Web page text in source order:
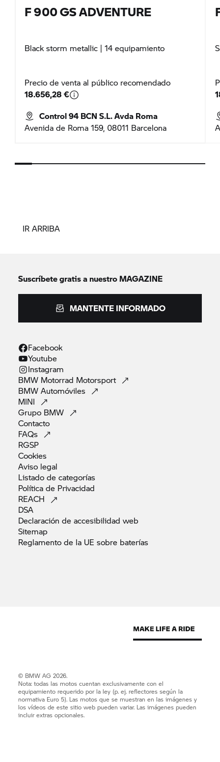
F 900 GS ADVENTURE
Black storm metallic | 14 equipamiento
Precio de venta al público recomendado
18.656,28 €
Control 94 BCN S.L. Avda Roma
Avenida de Roma 159, 08011 Barcelona
IR ARRIBA
Suscríbete gratis a nuestro MAGAZINE
MANTENTE INFORMADO
Facebook
Youtube
Instagram
BMW Motorrad Motorsport
BMWAutomóviles
MINI
Grupo BMW
Contacto
FAQs
RGSP
Cookies
Aviso legal
Listado decategorías
Política de Privacidad
REACH
DSA
Declaración de accesibilidadweb
Sitemap
Reglamento de la UE sobre baterías
© BMW AG 2026.
Nota: todas las motos cuentan exclusivamente con el
equipamiento requerido por la ley (p. ej. reflectores según la
normativa Euro 5). Las motos que se muestran en las imágenes y
los vídeos de este sitio web pueden variar. Las imágenes pueden
incluir extras opcionales.